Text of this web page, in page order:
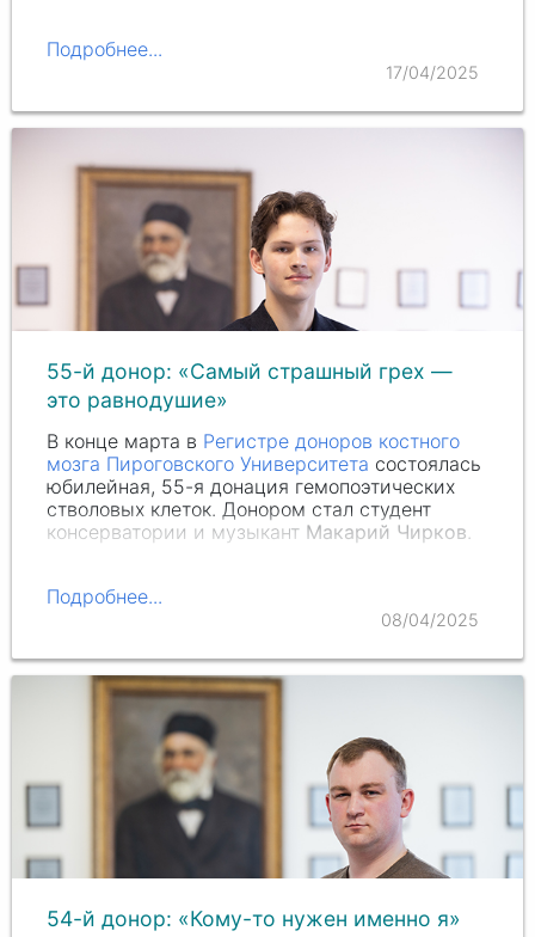
Подробнее...
17/04/2025
55-й донор: «Самый страшный грех —
это равнодушие»
В конце марта в Регистре доноров костного
мозга Пироговского Университета состоялась
юбилейная, 55-я донация гемопоэтических
стволовых клеток. Донором стал студент
консерватории и музыкант Макарий Чирков
Подробнее...
08/04/2025
54-й донор: «‎Кому-то нужен именно я»